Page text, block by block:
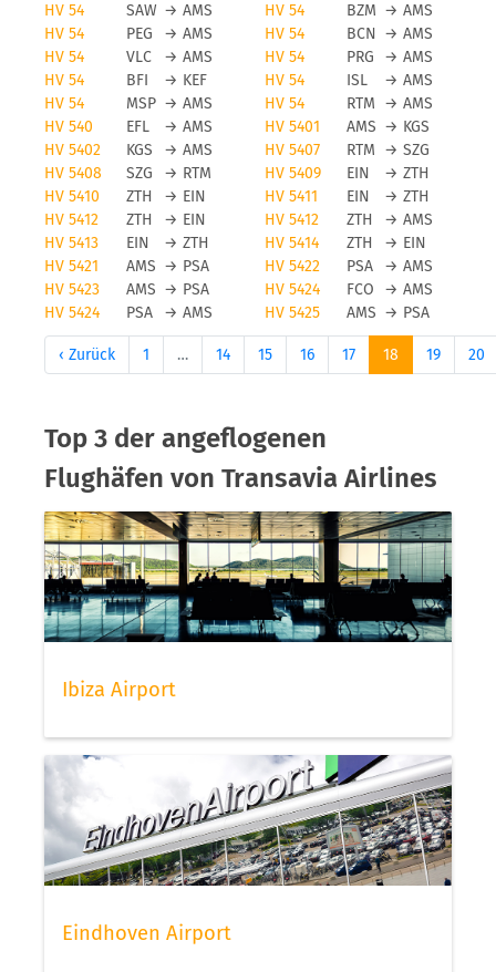
HV 54
SAW → AMS HV 54 BZM → AMS
HV 54
PEG → AMS HV 54 BCN → AMS
HV 54
VLC → AMS HV 54 PRG → AMS
HV 54
BFI → KEF HV 54 ISL → AMS
HV 54
MSP → AMS HV 54 RTM → AMS
HV 540
EFL → AMS HV 5401 AMS → KGS
HV 5402
KGS → AMS HV 5407 RTM → SZG
HV 5408
SZG → RTM HV 5409 EIN → ZTH
HV 5410
ZTH → EIN HV 5411 EIN → ZTH
HV 5412
ZTH → EIN HV 5412 ZTH → AMS
HV 5413
EIN → ZTH HV 5414 ZTH → EIN
HV 5421
AMS → PSA HV 5422 PSA → AMS
HV 5423
AMS → PSA HV 5424 FCO → AMS
HV 5424
PSA → AMS HV 5425 AMS → PSA
‹ Zurück 1 … 14 15 16 17 18 19 20
Top 3 der angeflogenen
Flughäfen von Transavia Airlines
Ibiza Airport
Eindhoven Airport